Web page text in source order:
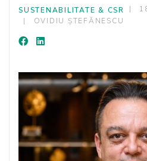
SUSTENABILITATE & CSR
OVIDIU ȘTEFĂNESCU